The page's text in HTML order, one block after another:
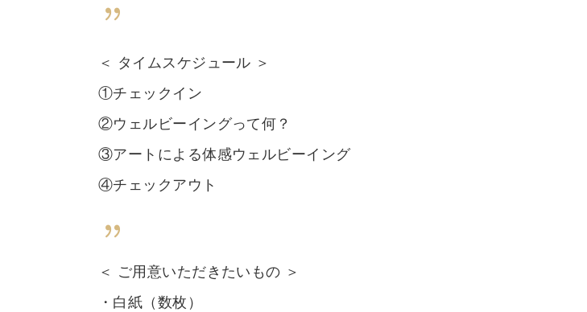
＜ タイムスケジュール ＞
①チェックイン
②ウェルビーイングって何？
③アートによる体感ウェルビーイング
④チェックアウト
＜ ご用意いただきたいもの ＞
・白紙（数枚）